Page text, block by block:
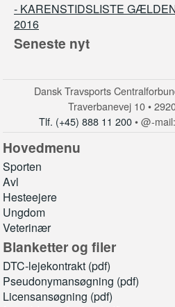
- KARENSTIDSLISTE
2016
Seneste nyt
Dansk Travsports
Traverbanevej 10 •
Tlf. (+45) 888 11 200• @-
Hovedmenu
Sporten
Avl
Hesteejere
Ungdom
Veterinær
Blanketter og filer
DTC-lejekontrakt (pdf)
Pseudonymansøgning (pdf)
Licensansøgning (pdf)